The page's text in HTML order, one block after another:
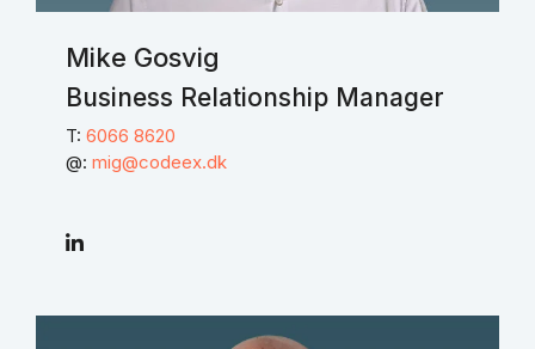
Mike Gosvig
Business Relationship Manager
T: 6066 8620
@: mig@codeex.dk